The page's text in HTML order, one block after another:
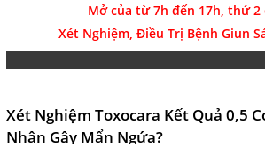
Mở của từ 7h đến 17h, thứ 2
Xét Nghiệm, Điều Trị Bệnh Giun
Xét Nghiệm Toxocara Kết Quả 0,5
Nhân Gây Mẩn Ngứa?